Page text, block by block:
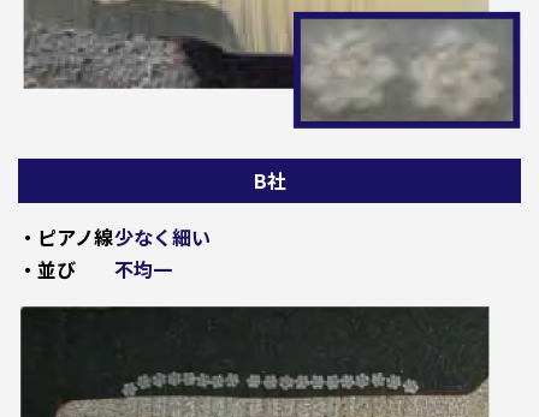
B社
・ピアノ線少なく細い
・並び
不均一